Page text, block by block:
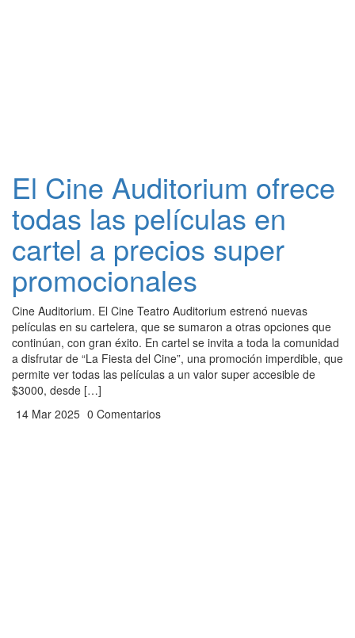
El Cine Auditorium ofrece
todas las películas en
cartel a precios super
promocionales
Cine Auditorium. El Cine Teatro Auditorium estrenó nuevas
películas en su cartelera, que se sumaron a otras opciones que
continúan, con gran éxito. En cartel se invita a toda la comunidad
a disfrutar de “La Fiesta del Cine”, una promoción imperdible, que
permite ver todas las películas a un valor super accesible de
$3000, desde […]
14 Mar 2025 0 Comentarios